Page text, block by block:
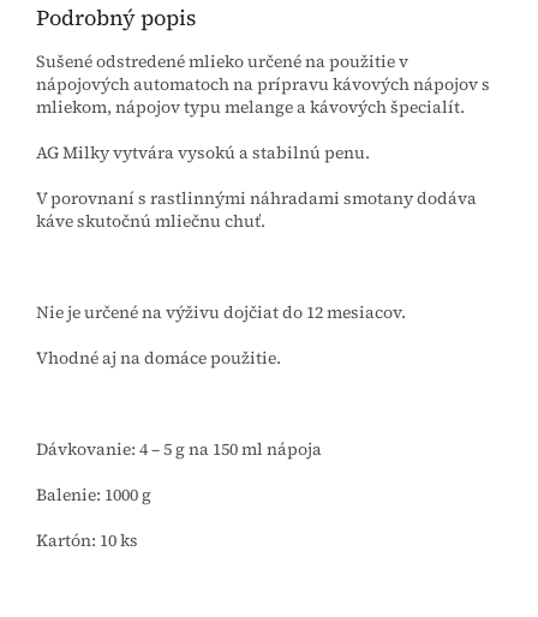
Podrobný popis
Sušené odstredené mlieko určené na použitie v
nápojových automatoch na prípravu kávových nápojov s
mliekom, nápojov typu melange a kávových špecialít.
AG Milky vytvára vysokú a stabilnú penu.
V porovnaní s rastlinnými náhradami smotany dodáva
káve skutočnú mliečnu chuť.
Nie je určené na výživu dojčiat do 12 mesiacov.
Vhodné aj na domáce použitie.
Dávkovanie: 4 – 5 g na 150 ml nápoja
Balenie: 1000 g
Kartón: 10 ks